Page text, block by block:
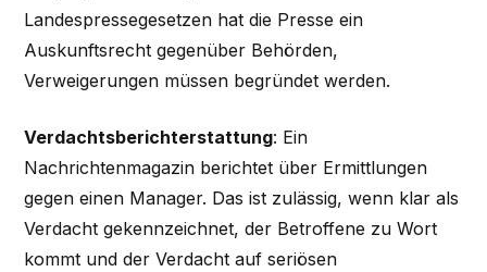
Landespressegesetzen hat die Presse ein
Auskunftsrecht gegenüber Behörden,
Verweigerungen müssen begründet werden.
Verdachtsberichterstattung: Ein
Nachrichtenmagazin berichtet über Ermittlungen
gegen einen Manager. Das ist zulässig, wenn klar als
Verdacht gekennzeichnet, der Betroffene zu Wort
kommt und der Verdacht auf seriösen